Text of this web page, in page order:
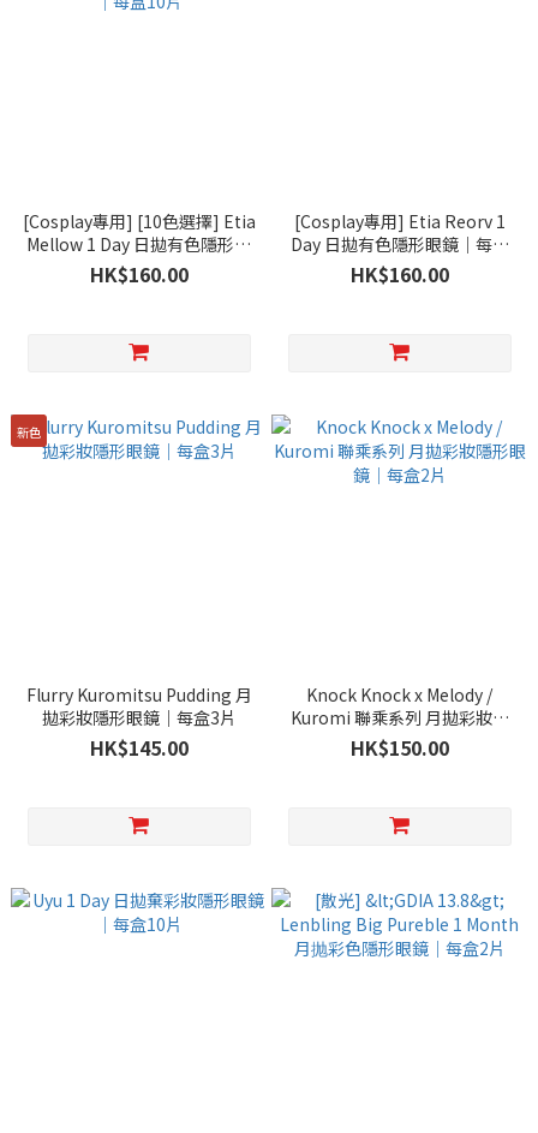
[Cosplay專用] [10色選擇] Etia
Mellow 1 Day 日拋有色隱形眼
鏡｜每盒10片
HK$160.00
[Cosplay專用] Etia Reorv 1
Day 日拋有色隱形眼鏡｜每盒
10片
HK$160.00
新色
Flurry Kuromitsu Pudding 月
拋彩妝隱形眼鏡｜每盒3片
HK$145.00
Knock Knock x Melody /
Kuromi 聯乘系列 月拋彩妝隱
形眼鏡｜每盒2片
HK$150.00